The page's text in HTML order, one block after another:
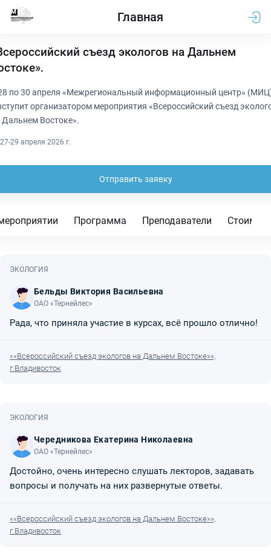
Главная
съезд экологов на Дальнем
по 30 апреля «Межрегиональный информационный центр»
организатором мероприятия «Всероссийский съезд
Дальнем Востоке».
27-29 апреля 2026 г.
Отправить заявку
Программа Преподаватели
ЭКОЛОГИЯ
Бельды Виктория Васильевна
ОАО «Тернейлес»
Рада, что приняла участие в курсах, всё прошло отлично!
««Всероссийский съезд экологов на Дальнем Востоке»»,
г.Владивосток
ЭКОЛОГИЯ
Чередникова Екатерина Николаевна
ОАО «Тернейлес»
Достойно, очень интересно слушать лекторов, задавать
вопросы и получать на них развернутые ответы.
««Всероссийский съезд экологов на Дальнем Востоке»»,
г.Владивосток